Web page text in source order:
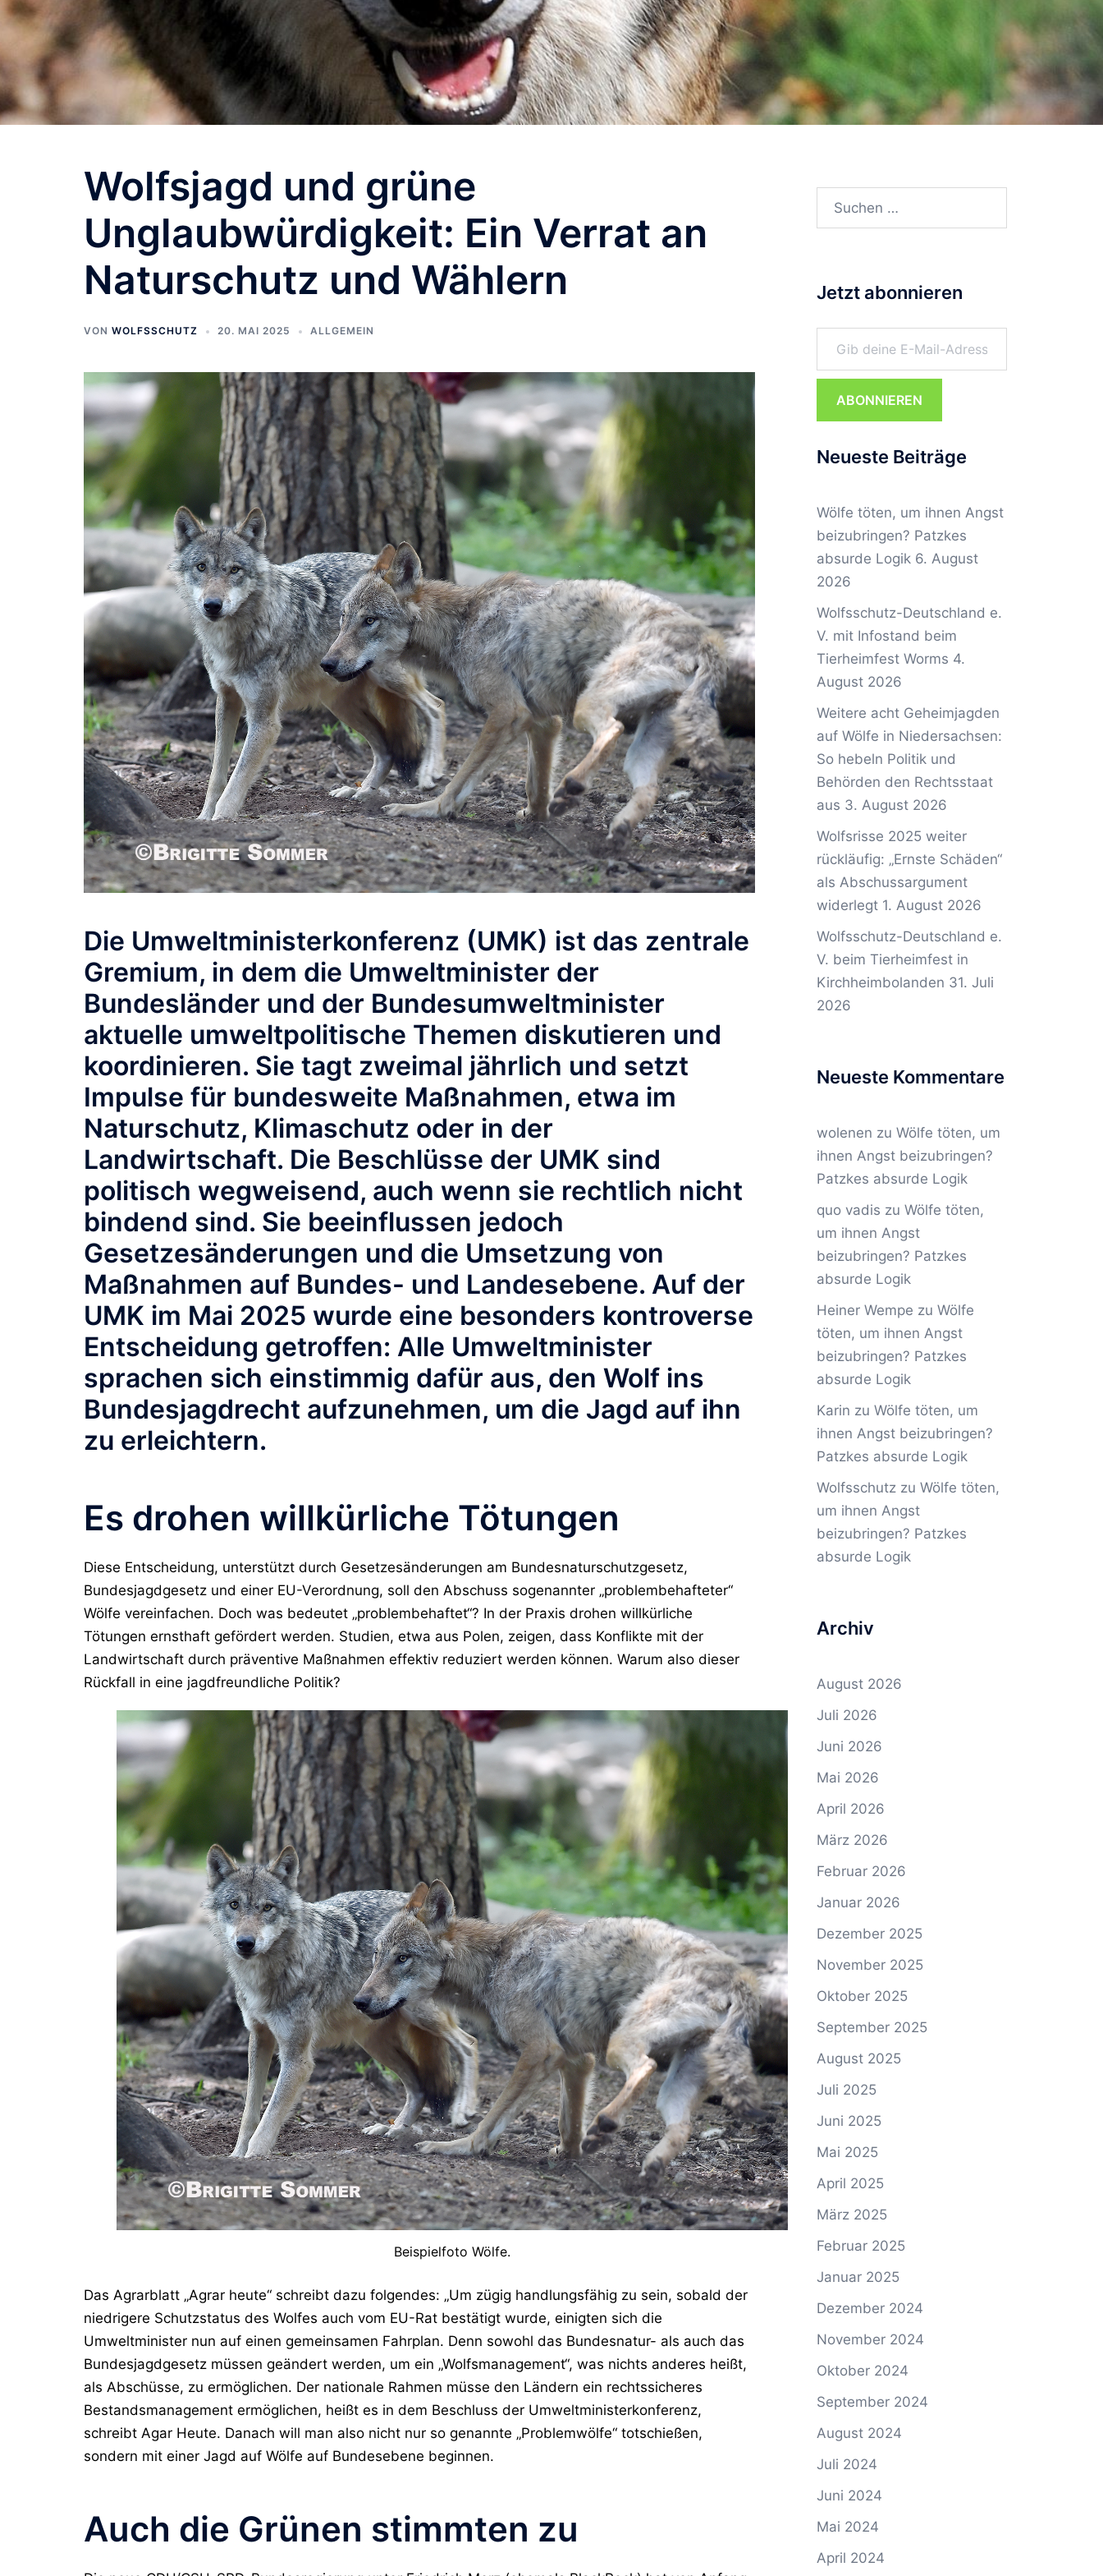
Wolfsjagd und grüne
Unglaubwürdigkeit: Ein Verrat an
Naturschutz und Wählern
VON WOLFSSCHUTZ 20. MAI 2025 ALLGEMEIN
Die Umweltministerkonferenz (UMK) ist das zentrale
Gremium, in dem die Umweltminister der
Bundesländer und der Bundesumweltminister
aktuelle umweltpolitische Themen diskutieren und
koordinieren. Sie tagt zweimal jährlich und setzt
Impulse für bundesweite Maßnahmen, etwa im
Naturschutz, Klimaschutz oder in der
Landwirtschaft. Die Beschlüsse der UMK sind
politisch wegweisend, auch wenn sie rechtlich nicht
bindend sind. Sie beeinflussen jedoch
Gesetzesänderungen und die Umsetzung von
Maßnahmen auf Bundes- und Landesebene. Auf der
UMK im Mai 2025 wurde eine besonders kontroverse
Entscheidung getroffen: Alle Umweltminister
sprachen sich einstimmig dafür aus, den Wolf ins
Bundesjagdrecht aufzunehmen, um die Jagd auf ihn
zu erleichtern.
Es drohen willkürliche Tötungen
Diese Entscheidung, unterstützt durch Gesetzesänderungen am Bundesnaturschutzgesetz,
Bundesjagdgesetz und einer EU-Verordnung, soll den Abschuss sogenannter „problembehafteter“
Wölfe vereinfachen. Doch was bedeutet „problembehaftet“? In der Praxis drohen willkürliche
Tötungen ernsthaft gefördert werden. Studien, etwa aus Polen, zeigen, dass Konflikte mit der
Landwirtschaft durch präventive Maßnahmen effektiv reduziert werden können. Warum also dieser
Rückfall in eine jagdfreundliche Politik?
Beispielfoto Wölfe.
Das Agrarblatt „Agrar heute“ schreibt dazu folgendes: „Um zügig handlungsfähig zu sein, sobald der
niedrigere Schutzstatus des Wolfes auch vom EU-Rat bestätigt wurde, einigten sich die
Umweltminister nun auf einen gemeinsamen Fahrplan. Denn sowohl das Bundesnatur- als auch das
Bundesjagdgesetz müssen geändert werden, um ein „Wolfsmanagement“, was nichts anderes heißt,
als Abschüsse, zu ermöglichen. Der nationale Rahmen müsse den Ländern ein rechtssicheres
Bestandsmanagement ermöglichen, heißt es in dem Beschluss der Umweltministerkonferenz,
schreibt Agar Heute. Danach will man also nicht nur so genannte „Problemwölfe“ totschießen,
sondern mit einer Jagd auf Wölfe auf Bundesebene beginnen.
Auch die Grünen stimmten zu
Suchen
Jetzt abonnieren
Gib deine E-Mail-Adresse ein ...
ABONNIEREN
Neueste Beiträge
Wölfe töten, um ihnen Angst
beizubringen? Patzkes
absurde Logik 6. August
2026
Wolfsschutz-Deutschland e.
V. mit Infostand beim
Tierheimfest Worms 4.
August 2026
Weitere acht Geheimjagden
auf Wölfe in Niedersachsen:
So hebeln Politik und
Behörden den Rechtsstaat
aus 3. August 2026
Wolfsrisse 2025 weiter
rückläufig: „Ernste Schäden“
als Abschussargument
widerlegt 1. August 2026
Wolfsschutz-Deutschland e.
V. beim Tierheimfest in
Kirchheimbolanden 31. Juli
2026
Neueste Kommentare
wolenen zu Wölfe töten, um
ihnen Angst beizubringen?
Patzkes absurde Logik
quo vadis zu Wölfe töten,
um ihnen Angst
beizubringen? Patzkes
absurde Logik
Heiner Wempe zu Wölfe
töten, um ihnen Angst
beizubringen? Patzkes
absurde Logik
Karin zu Wölfe töten, um
ihnen Angst beizubringen?
Patzkes absurde Logik
Wolfsschutzzu Wölfe töten,
um ihnen Angst
beizubringen? Patzkes
absurde Logik
Archiv
August 2026
Juli 2026
Juni 2026
Mai 2026
April 2026
März 2026
Februar 2026
Januar 2026
Dezember 2025
November 2025
Oktober 2025
September 2025
August 2025
Juli 2025
Juni 2025
Mai 2025
April 2025
März 2025
Februar 2025
Januar 2025
Dezember 2024
November 2024
Oktober 2024
September 2024
August 2024
Juli 2024
Juni 2024
Mai 2024
April 2024